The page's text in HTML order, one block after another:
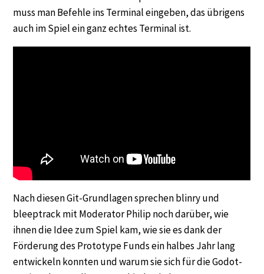
muss man Befehle ins Terminal eingeben, das übrigens
auch im Spiel ein ganz echtes Terminal ist.
Nach diesen Git-Grundlagen sprechen blinry und
bleeptrack mit Moderator Philip noch darüber, wie
ihnen die Idee zum Spiel kam, wie sie es dank der
Förderung des Prototype Funds ein halbes Jahr lang
entwickeln konnten und warum sie sich für die Godot-